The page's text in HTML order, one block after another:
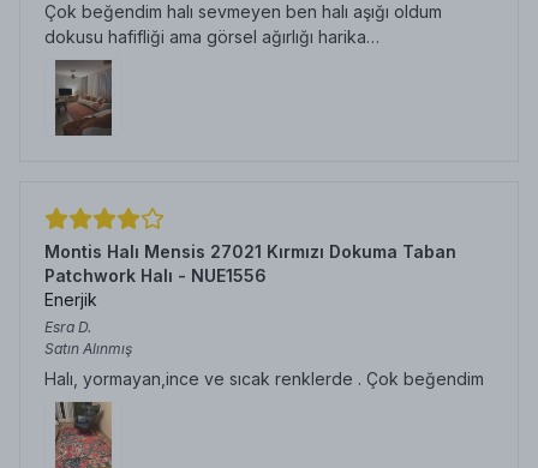
Çok beğendim halı sevmeyen ben halı aşığı oldum
dokusu hafifliği ama görsel ağırlığı harika…
Montis Halı Mensis 27021 Kırmızı Dokuma Taban
Patchwork Halı - NUE1556
Enerjik
Esra D.
Satın Alınmış
Halı, yormayan,ince ve sıcak renklerde . Çok beğendim